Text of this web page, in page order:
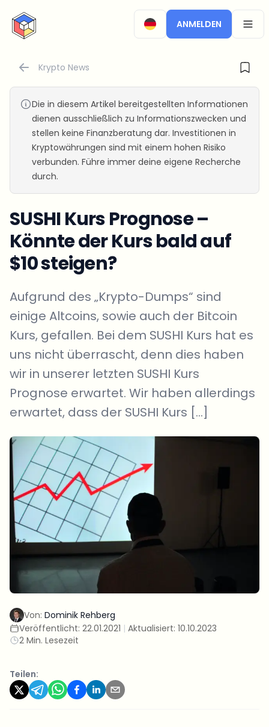
CryptoTicker
ANMELDEN
Krypto News
Die in diesem Artikel bereitgestellten Informationen
dienen ausschließlich zu Informationszwecken und
stellen keine Finanzberatung dar. Investitionen in
Kryptowährungen sind mit einem hohen Risiko
verbunden. Führe immer deine eigene Recherche
durch.
SUSHI Kurs Prognose –
Könnte der Kurs bald auf
$10 steigen?
Aufgrund des „Krypto-Dumps“ sind
einige Altcoins, sowie auch der Bitcoin
Kurs, gefallen. Bei dem SUSHI Kurs hat es
uns nicht überrascht, denn dies haben
wir in unserer letzten SUSHI Kurs
Prognose erwartet. Wir haben allerdings
erwartet, dass der SUSHI Kurs […]
Von: Dominik Rehberg
Veröffentlicht: 22.01.2021 | Aktualisiert: 10.10.2023
2 Min. Lesezeit
Teilen: